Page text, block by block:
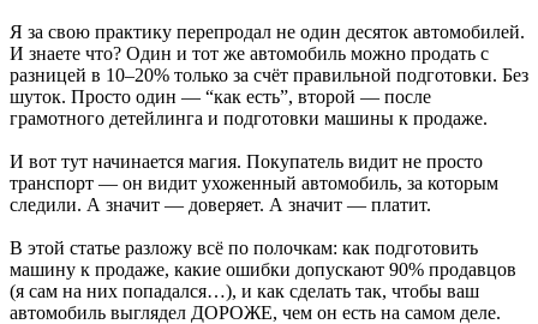
Я за свою практику перепродал не один десяток автомобилей.
И знаете что? Один и тот же автомобиль можно продать с
разницей в 10–20% только за счёт правильной подготовки. Без
шуток. Просто один — “как есть”, второй — после
грамотного детейлинга и подготовки машины к продаже.
И вот тут начинается магия. Покупатель видит не просто
транспорт — он видит ухоженный автомобиль, за которым
следили. А значит — доверяет. А значит — платит.
В этой статье разложу всё по полочкам: как подготовить
машину к продаже, какие ошибки допускают 90% продавцов
(я сам на них попадался…), и как сделать так, чтобы ваш
автомобиль выглядел ДОРОЖЕ, чем он есть на самом деле.